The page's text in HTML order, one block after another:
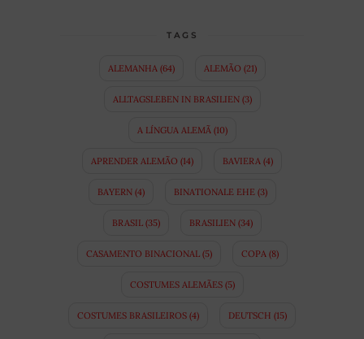
TAGS
ALEMANHA (64) ALEMÃO (21)
ALLTAGSLEBEN IN BRASILIEN(3)
A LÍNGUA ALEMÃ (10)
APRENDER ALEMÃO (14) BAVIERA (4)
BAYERN(4) BINATIONALE EHE(3)
BRASIL(35) BRASILIEN(34)
CASAMENTO BINACIONAL(5) COPA (8)
COSTUMES ALEMÃES(5)
COSTUMES BRASILEIROS (4) DEUTSCH (15)